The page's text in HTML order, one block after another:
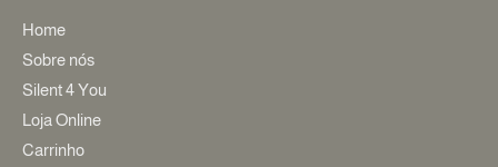
Home
Sobre nós
Silent 4 You
Loja Online
Carrinho